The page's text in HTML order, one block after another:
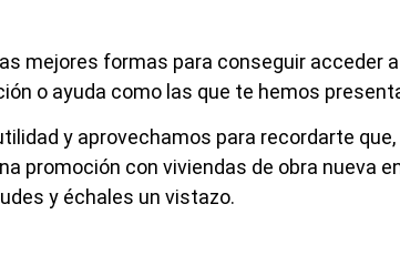
mejores formas para conseguir acceder
o ayuda como las que te hemos
y aprovechamos para recordarte
promoción con viviendas de obra nueva en
y échales un vistazo.